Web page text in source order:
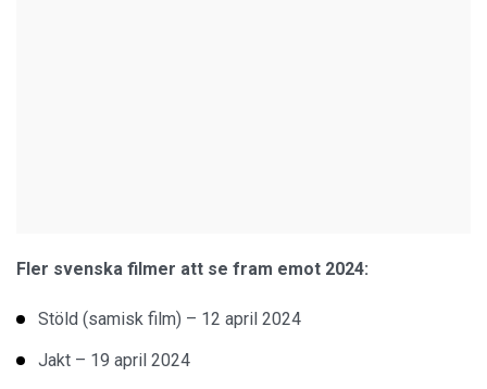
Fler svenska filmer att se fram emot 2024:
Stöld (samisk film) – 12 april 2024
Jakt – 19 april 2024